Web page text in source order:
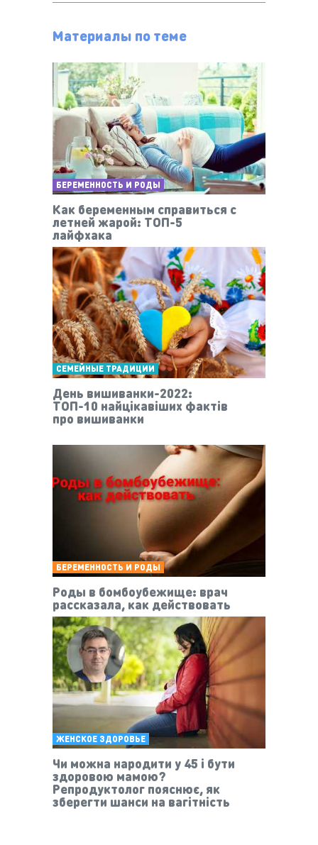
Материалы по теме
БЕРЕМЕННОСТЬ И РОДЫ
Как беременным справиться с
летней жарой: ТОП-5
лайфхака
СЕМЕЙНЫЕ ТРАДИЦИИ
День вишиванки-2022:
ТОП-10 найцікавіших фактів
про вишиванки
БЕРЕМЕННОСТЬ И РОДЫ
Роды в бомбоубежище: врач
рассказала, как действовать
ЖЕНСКОЕ ЗДОРОВЬЕ
Чи можна народити у 45 і бути
здоровою мамою?
Репродуктолог пояснює, як
зберегти шанси на вагітність